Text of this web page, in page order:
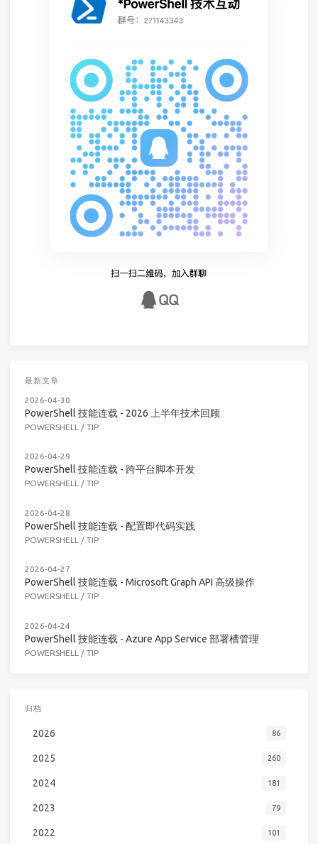
最新文章
2026-04-30
PowerShell 技能连载 - 2026 上半年技术回顾
POWERSHELL / TIP
2026-04-29
PowerShell 技能连载 - 跨平台脚本开发
POWERSHELL / TIP
2026-04-28
PowerShell 技能连载 - 配置即代码实践
POWERSHELL / TIP
2026-04-27
PowerShell 技能连载 - Microsoft Graph API 高级操作
POWERSHELL / TIP
2026-04-24
PowerShell 技能连载 - Azure App Service 部署槽管理
POWERSHELL / TIP
归档
2026 86
2025 260
2024 181
2023 79
2022 101